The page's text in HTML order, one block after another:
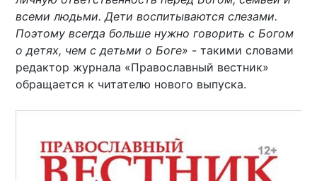
всеми людьми. Дети воспитываются слезами.
Поэтому всегда больше нужно говорить с Богом
о детях, чем с детьми о Боге» - такими словами
редактор журнала «Православный вестник»
обращается к читателю нового выпуска.